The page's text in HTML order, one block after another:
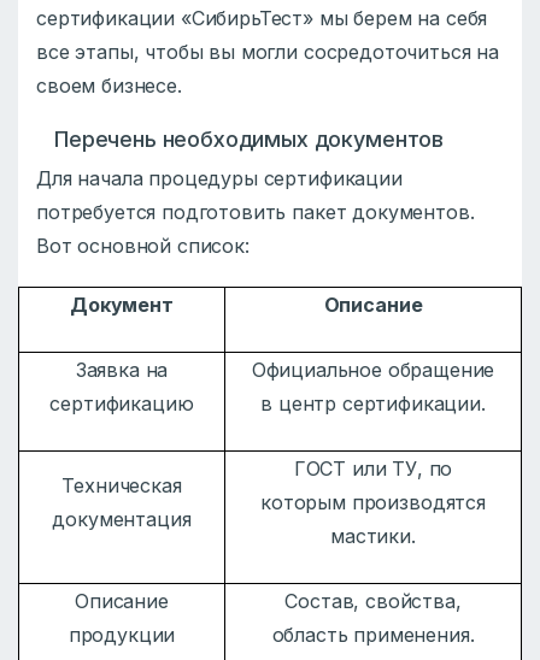
сертификации «СибирьТест» мы берем на себя
все этапы, чтобы вы могли сосредоточиться на
своем бизнесе.
Перечень необходимых документов
Для начала процедуры сертификации
потребуется подготовить пакет документов.
Вот основной список:
Документ Описание
Заявка на
сертификацию
Официальное обращение
в центр сертификации.
Техническая
документация
ГОСТ или ТУ, по
которым производятся
мастики.
Описание
продукции
Состав, свойства,
область применения.